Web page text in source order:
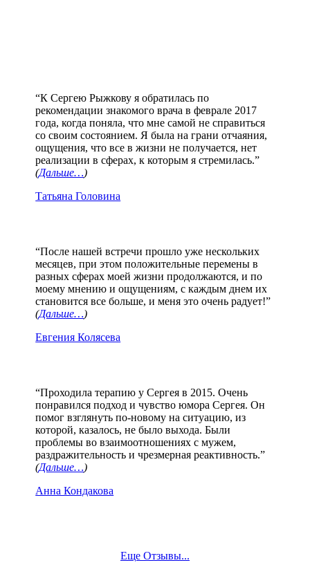
“К Сергею Рыжкову я обратилась по
рекомендации знакомого врача в феврале 2017
года, когда поняла, что мне самой не справиться
со своим состоянием. Я была на грани отчаяния,
ощущения, что все в жизни не получается, нет
реализации в сферах, к которым я стремилась.”
(Дальше…)
Татьяна Головина
“После нашей встречи прошло уже нескольких
месяцев, при этом положительные перемены в
разных сферах моей жизни продолжаются, и по
моему мнению и ощущениям, с каждым днем их
становится все больше, и меня это очень радует!”
(Дальше…)
Евгения Колясева
“Проходила терапию у Сергея в 2015. Очень
понравился подход и чувство юмора Сергея. Он
помог взглянуть по-новому на ситуацию, из
которой, казалось, не было выхода. Были
проблемы во взаимоотношениях с мужем,
раздражительность и чрезмерная реактивность.”
(Дальше…)
Анна Кондакова
Еще Отзывы...